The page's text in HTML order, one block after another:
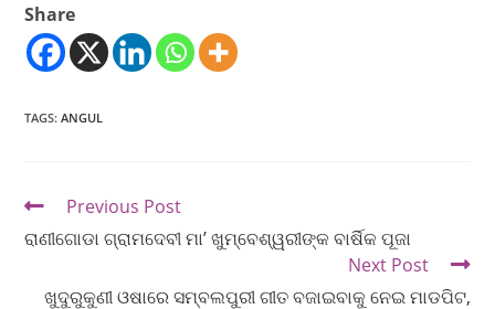
Share
TAGS:ANGUL
Previous Post
ରାଣୀଗୋଡା ଗ୍ରାମଦେବୀ ମା’ ଖୁମ୍ବେଶ୍ୱରୀଙ୍କ ବାର୍ଷିକ ପୂଜା
Next Post
ଖୁଦୁରୁକୁଣୀ ଓଷାରେ ସମ୍ବଲପୁରୀ ଗୀତ ବଜାଇବାକୁ ନେଇ ମାଡପିଟ,